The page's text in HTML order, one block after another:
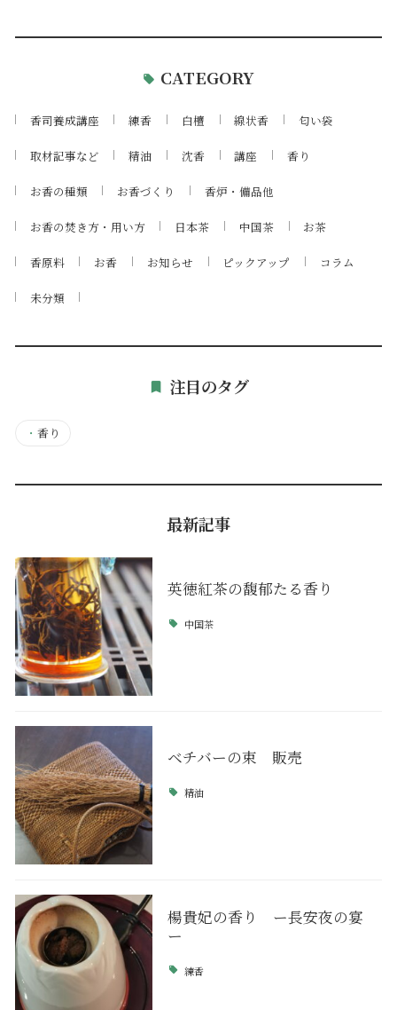
CATEGORY
香司養成講座 練香 白檀 線状香 匂い袋
取材記事など 精油 沈香 講座 香り
お香の種類 お香づくり 香炉・備品他
お香の焚き方・用い方 日本茶 中国茶 お茶
香原料 お香 お知らせ ピックアップ コラム
未分類
注目のタグ
・ 香り
最新記事
英徳紅茶の馥郁たる香り
中国茶
ベチバーの束 販売
精油
楊貴妃の香り ー長安夜の宴
ー
練香